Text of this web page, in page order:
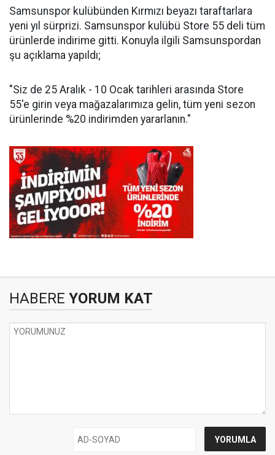
Samsunspor kulübünden Kırmızı beyazı taraftarlara
yeni yıl sürprizi. Samsunspor kulübü Store 55 deli tüm
ürünlerde indirime gitti. Konuyla ilgili Samsunspordan
şu açıklama yapıldı;
"Siz de 25 Aralık - 10 Ocak tarihleri arasında Store
55'e girin veya mağazalarımıza gelin, tüm yeni sezon
ürünlerinde %20 indirimden yararlanın."
HABERE YORUM KAT